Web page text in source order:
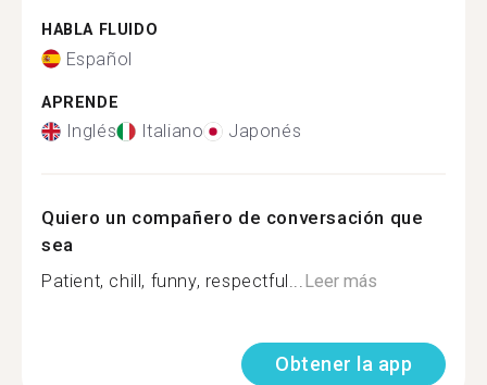
HABLA FLUIDO
Español
APRENDE
Inglés Italiano Japonés
Quiero un compañero de conversación que
sea
Patient, chill, funny, respectful...Leer más
Obtener la app